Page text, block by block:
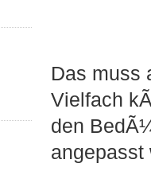
Das muss
Vielfach
den
angepasst